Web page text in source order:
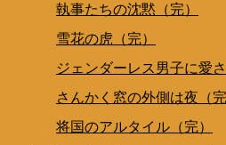
執事たちの沈黙（完）
雪花の虎（完）
ジェンダーレス男子に愛
さんかく窓の外側は夜（完
将国のアルタイル（完）